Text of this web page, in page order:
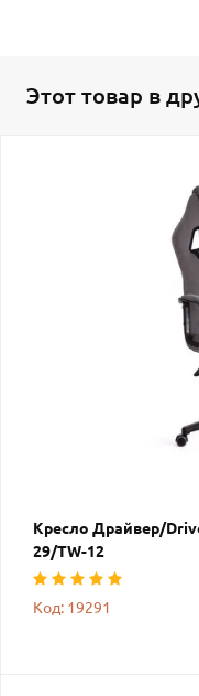
Этот товар в
Кресло Драйвер/
29/TW-12
Код: 19291